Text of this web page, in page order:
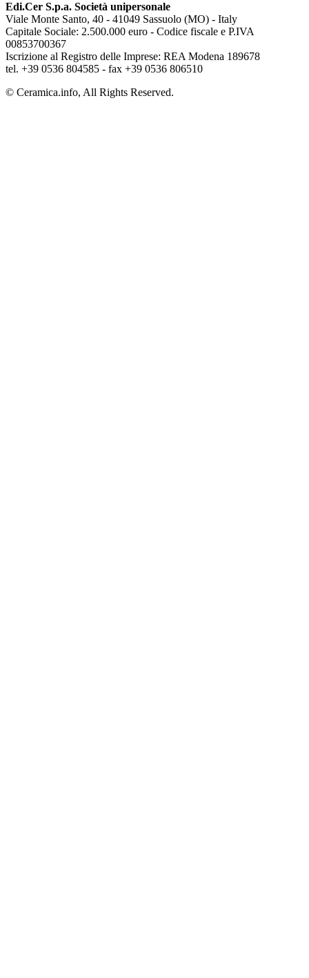
Edi.Cer S.p.a. Società unipersonale
Viale Monte Santo, 40 - 41049 Sassuolo (MO) - Italy
Capitale Sociale: 2.500.000 euro - Codice fiscale e P.IVA
00853700367
Iscrizione al Registro delle Imprese: REA Modena 189678
tel. +39 0536 804585 - fax +39 0536 806510
© Ceramica.info, All Rights Reserved.